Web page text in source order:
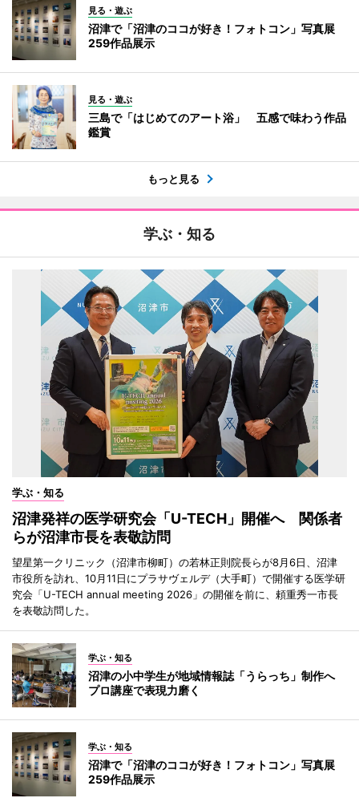
見る・遊ぶ
沼津で「沼津のココが好き！フォトコン」写真展
259作品展示
見る・遊ぶ
三島で「はじめてのアート浴」 五感で味わう作品
鑑賞
もっと見る
学ぶ・知る
学ぶ・知る
沼津発祥の医学研究会「U-TECH」開催へ 関係者
らが沼津市長を表敬訪問
望星第一クリニック（沼津市柳町）の若林正則院長らが8月6日、沼津
市役所を訪れ、10月11日にプラサヴェルデ（大手町）で開催する医学研
究会「U-TECH annual meeting 2026」の開催を前に、頼重秀一市長
を表敬訪問した。
学ぶ・知る
沼津の小中学生が地域情報誌「うらっち」制作へ
プロ講座で表現力磨く
学ぶ・知る
沼津で「沼津のココが好き！フォトコン」写真展
259作品展示